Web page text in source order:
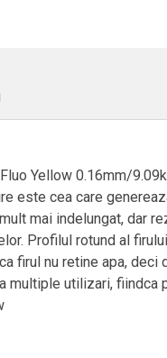
Yellow 0.16mm/
este cea care
mai indelungat, dar
Profilul rotund al
firul nu retine apa, deci
multiple utilizari,